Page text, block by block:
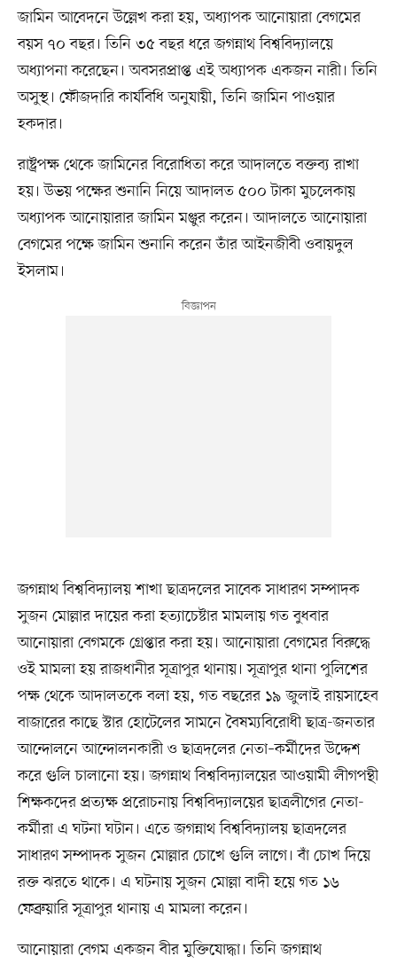
জামিন আবেদনে উল্লেখ করা হয়, অধ্যাপক আনোয়ারা বেগমের
বয়স ৭০ বছর। তিনি ৩৫ বছর ধরে জগন্নাথ বিশ্ববিদ্যালয়ে
অধ্যাপনা করেছেন। অবসরপ্রাপ্ত এই অধ্যাপক একজন নারী। তিনি
অসুস্থ। ফৌজদারি কার্যবিধি অনুযায়ী, তিনি জামিন পাওয়ার
হকদার।
রাষ্ট্রপক্ষ থেকে জামিনের বিরোধিতা করে আদালতে বক্তব্য রাখা
হয়। উভয় পক্ষের শুনানি নিয়ে আদালত ৫০০ টাকা মুচলেকায়
অধ্যাপক আনোয়ারার জামিন মঞ্জুর করেন। আদালতে আনোয়ারা
বেগমের পক্ষে জামিন শুনানি করেন তাঁর আইনজীবী ওবায়দুল
ইসলাম।
জগন্নাথ বিশ্ববিদ্যালয় শাখা ছাত্রদলের সাবেক সাধারণ সম্পাদক
সুজন মোল্লার দায়ের করা হত্যাচেষ্টার মামলায় গত বুধবার
আনোয়ারা বেগমকে গ্রেপ্তার করা হয়। আনোয়ারা বেগমের বিরুদ্ধে
ওই মামলা হয় রাজধানীর সূত্রাপুর থানায়। সূত্রাপুর থানা পুলিশের
পক্ষ থেকে আদালতকে বলা হয়, গত বছরের ১৯ জুলাই রায়সাহেব
বাজারের কাছে স্টার হোটেলের সামনে বৈষম্যবিরোধী ছাত্র-জনতার
আন্দোলনে আন্দোলনকারী ও ছাত্রদলের নেতা–কর্মীদের উদ্দেশ
করে গুলি চালানো হয়। জগন্নাথ বিশ্ববিদ্যালয়ের আওয়ামী লীগপন্থী
শিক্ষকদের প্রত্যক্ষ প্ররোচনায় বিশ্ববিদ্যালয়ের ছাত্রলীগের নেতা-
কর্মীরা এ ঘটনা ঘটান। এতে জগন্নাথ বিশ্ববিদ্যালয় ছাত্রদলের
সাধারণ সম্পাদক সুজন মোল্লার চোখে গুলি লাগে। বাঁ চোখ দিয়ে
রক্ত ঝরতে থাকে। এ ঘটনায় সুজন মোল্লা বাদী হয়ে গত ১৬
ফেব্রুয়ারি সূত্রাপুর থানায় এ মামলা করেন।
আনোয়ারা বেগম একজন বীর মুক্তিযোদ্ধা। তিনি জগন্নাথ